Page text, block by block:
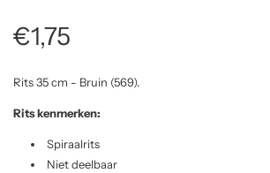
R
e
g
€1,75
Rits 35 cm - Bruin (569).
Rits kenmerken:
Spiraalrits
Niet deelbaar